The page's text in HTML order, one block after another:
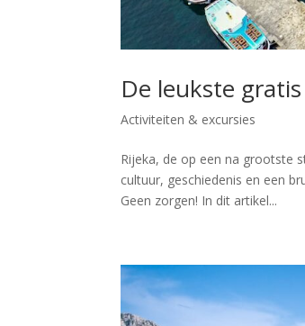
De leukste
Activiteiten & excursies
Rijeka, de op een na grootste
cultuur, geschiedenis en een
Geen zorgen! In dit artikel...